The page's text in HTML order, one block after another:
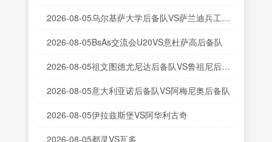
2026-08-05乌尔基萨大学后备队VS萨兰迪兵工厂
2026-08-05BsAs交流会U20VS意杜萨高后备队
2026-08-05祖文图德尤尼达后备队VS鲁祖尼后备
2026-08-05意大利亚诺后备队VS阿梅尼奥后备队
2026-08-05伊拉兹斯堡VS阿华利古奇
2026-08-05都灵VS瓦多